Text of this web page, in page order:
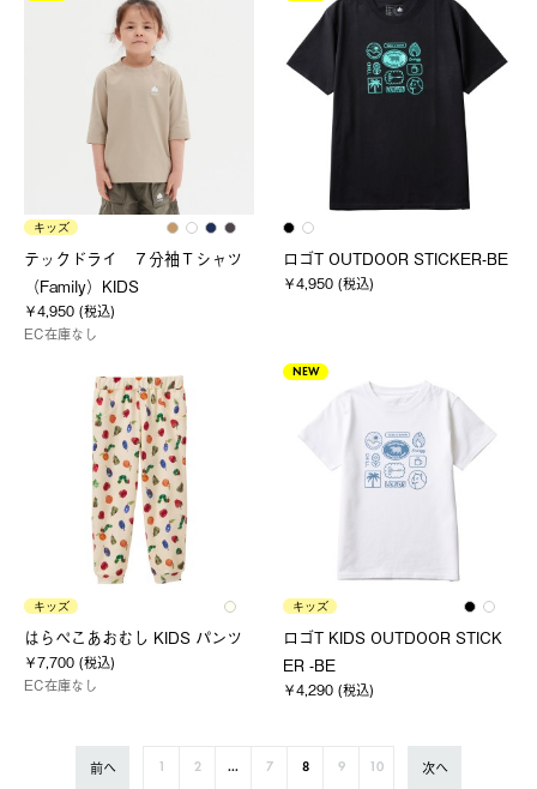
キッズ
テックドライ ７分袖Ｔシャツ
（Family）KIDS
￥4,950 (税込)
EC在庫なし
ロゴT OUTDOOR STICKER-BE
￥4,950 (税込)
キッズ
はらぺこあおむし KIDS パンツ
￥7,700 (税込)
EC在庫なし
NEW
キッズ
ロゴT KIDS OUTDOOR STICK
ER -BE
￥4,290 (税込)
前へ 2 ... 7 8 9 10 次へ